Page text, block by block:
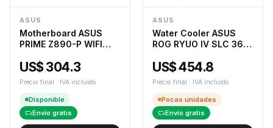
ASUS
Motherboard ASUS
PRIME Z890-P WIFI
US$ 304.3
Precio final · IVA incluido
Disponible
Envío gratis
ASUS
Water Cooler ASUS
ROG RYUO IV SLC 360
US$ 454.8
Precio final · IVA incluido
Pocas unidades
Envío gratis